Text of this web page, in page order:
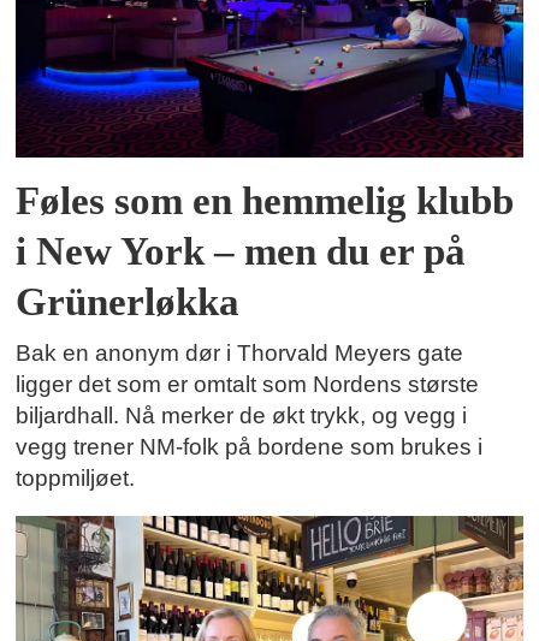
Føles som en hemmelig klubb
i New York – men du er på
Grünerløkka
Bak en anonym dør i Thorvald Meyers gate
ligger det som er omtalt som Nordens største
biljardhall. Nå merker de økt trykk, og vegg i
vegg trener NM-folk på bordene som brukes i
toppmiljøet.